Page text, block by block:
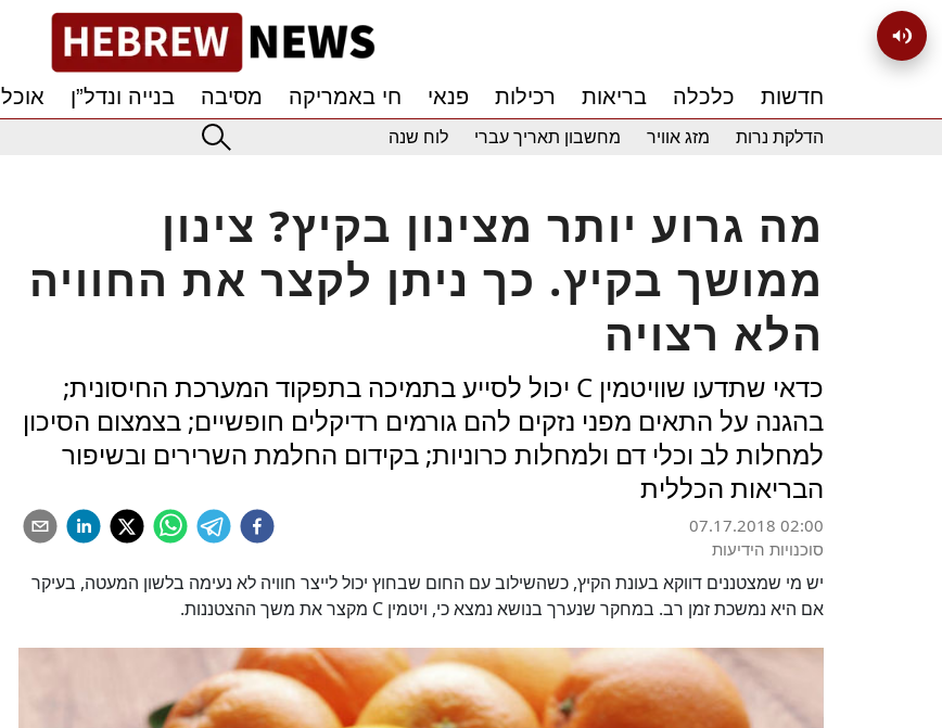
חדשות כלכלה בריאות רכילות פנאי חי באמריקה מסיבה בנייה ונדל”ן
אוכל
הדלקת נרות מזג אוויר מחשבון תאריך עברי לוח שנה
מה גרוע יותר מצינון בקיץ? צינון
ממושך בקיץ. כך ניתן לקצר את החוויה
הלא רצויה
כדאי שתדעו שוויטמין C יכול לסייע בתמיכה בתפקוד המערכת החיסונית;
בהגנה על התאים מפני נזקים להם גורמים רדיקלים חופשיים; בצמצום הסיכון
למחלות לב וכלי דם ולמחלות כרוניות; בקידום החלמת השרירים ובשיפור
הבריאות הכללית
07.17.2018 02:00
סוכנויות הידיעות
יש מי שמצטננים דווקא בעונת הקיץ, כשהשילוב עם החום שבחוץ יכול לייצר חוויה לא נעימה בלשון המעטה, בעיקר
אם היא נמשכת זמן רב. במחקר שנערך בנושא נמצא כי, ויטמין C מקצר את משך ההצטננות.